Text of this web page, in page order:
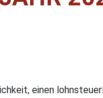
einen